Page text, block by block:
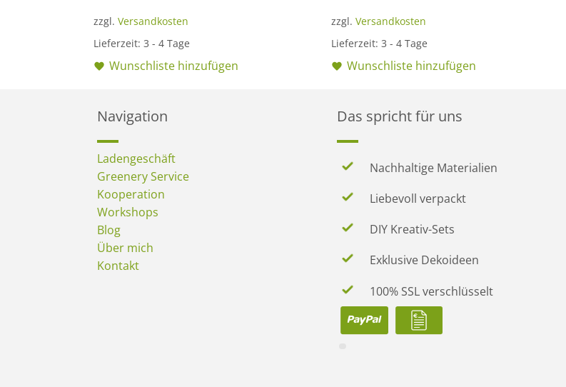
zzgl. Versandkosten
Lieferzeit: 3 - 4 Tage
Wunschliste hinzufügen
zzgl.Versandkosten
Lieferzeit:3 - 4 Tage
Wunschliste hinzufügen
Navigation
Ladengeschäft
Greenery Service
Kooperation
Workshops
Blog
Über mich
Kontakt
Das spricht für uns
Nachhaltige Materialien
Liebevoll verpackt
DIY Kreativ-Sets
Exklusive Dekoideen
100% SSL verschlüsselt